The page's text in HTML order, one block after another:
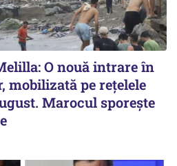
O nouă intrare în
mobilizată pe rețelele
Marocul sporește